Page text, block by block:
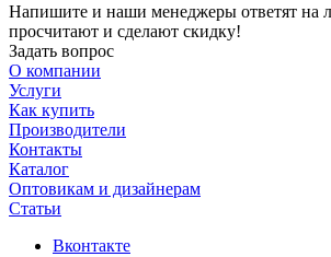
Напишите и наши менеджеры ответят на
просчитают и сделают скидку!
Задать вопрос
О компании
Услуги
Как купить
Производители
Контакты
Каталог
Оптовикам и дизайнерам
Статьи
Вконтакте